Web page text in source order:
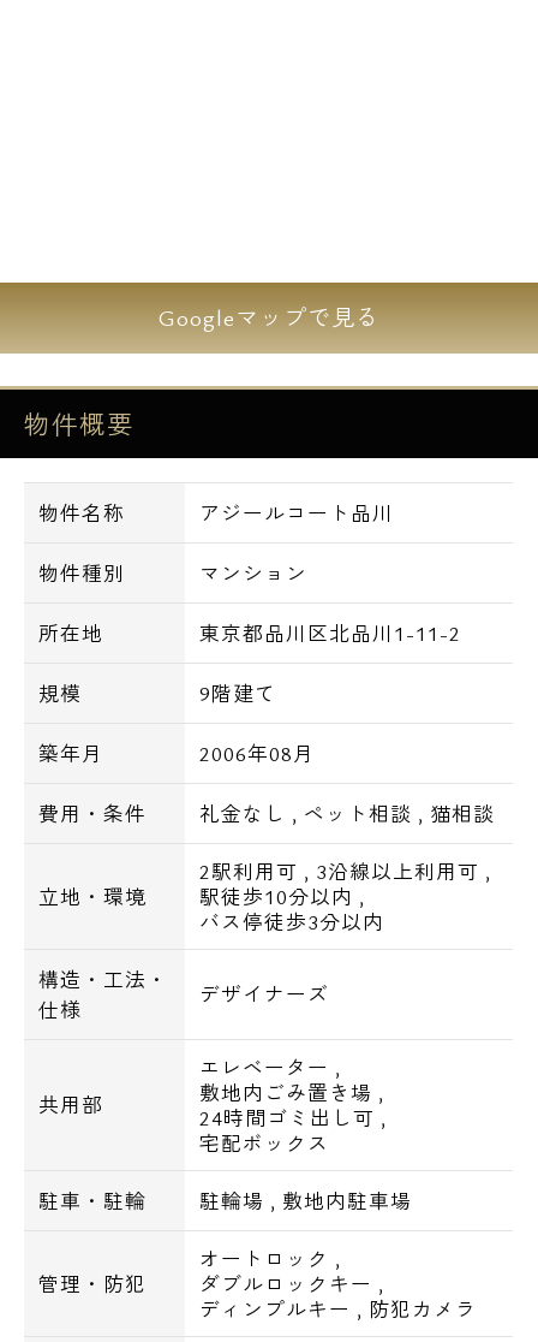
■宅配ボックス
■エレベーター
■ゴミ置き場
■ＴＶモニター付インターホン
■システムキッチン
■独立洗面化粧台
■浴室換気乾燥機
■シャワートイレ
■バストイレ別
■インターネット
■バイク置場（原付のみ）
月額：3,300円（税込）
１台：無料
【周辺環境】
○ショッピングセンター○
品川インターシティ・・174m
本間ゴルフ品川STUDIO・・283m
マルエツプチ・・295m
クイーンズ伊勢丹・・494m
ローソン・・62m
ファミリーマート・・204m
Googleマップで見る
物件概要
物件名称 アジールコート品川
物件種別 マンション
所在地 東京都品川区北品川1-11-2
規模 9階建て
築年月 2006年08月
費用・条件 礼金なし , ペット相談 , 猫相談
立地・環境
2駅利用可 , 3沿線以上利用可 ,
駅徒歩10分以内 ,
バス停徒歩3分以内
構造・工法・
仕様
デザイナーズ
共用部
エレベーター ,
敷地内ごみ置き場 ,
24時間ゴミ出し可 ,
宅配ボックス
駐車・駐輪 駐輪場 , 敷地内駐車場
管理・防犯
オートロック ,
ダブルロックキー ,
ディンプルキー , 防犯カメラ